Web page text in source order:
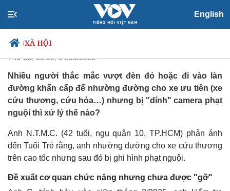
English
/XÃ HỘI
Chính trị
Đảng
Quốc hội
Nhận diện sự thật
Xã hội
Giáo dục
Dấu ấn VOV
Việc làm
Biển đảo
Nhường đường xe cứu thương,
"dính" phạt nguội, xử lý sao?
Thứ Ba, 10:30, 04/03/2025
Nhiều người thắc mắc vượt đèn đỏ hoặc đi vào làn
đường khẩn cấp để nhường đường cho xe ưu tiên (xe
cứu thương, cứu hỏa…) nhưng bị "dính" camera phạt
nguội thì xử lý thế nào?
Anh N.T.M.C. (42 tuổi, ngụ quận 10, TP.HCM) phản ánh
đến Tuổi Trẻ rằng, anh nhường đường cho xe cứu thương
trên cao tốc nhưng sau đó bị ghi hình phạt nguội.
Đề xuất cơ quan chức năng nhưng chưa được "gỡ"